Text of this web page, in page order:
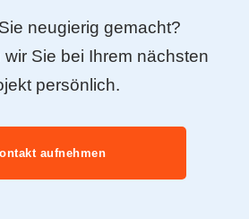
neugierig gemacht?
Sie bei Ihrem nächsten
persönlich.
aufnehmen